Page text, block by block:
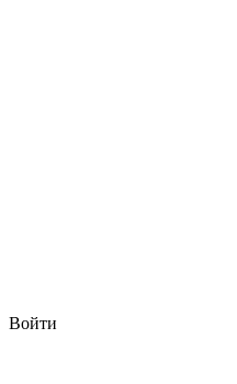
Войти